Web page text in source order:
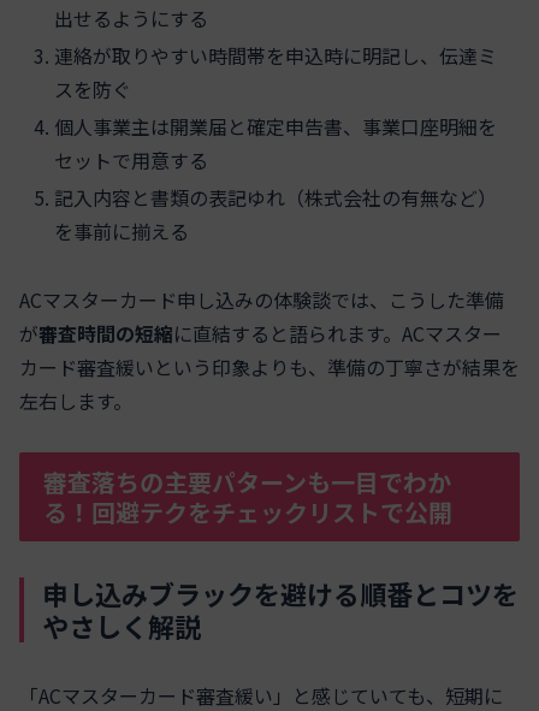
出せるようにする
連絡が取りやすい時間帯を申込時に明記し、伝達ミ
スを防ぐ
個人事業主は開業届と確定申告書、事業口座明細を
セットで用意する
記入内容と書類の表記ゆれ（株式会社の有無など）
を事前に揃える
ACマスターカード申し込みの体験談では、こうした準備
が審査時間の短縮に直結すると語られます。ACマスター
カード審査緩いという印象よりも、準備の丁寧さが結果を
左右します。
審査落ちの主要パターンも一目でわか
る！回避テクをチェックリストで公開
申し込みブラックを避ける順番とコツを
やさしく解説
「ACマスターカード審査緩い」と感じていても、短期に